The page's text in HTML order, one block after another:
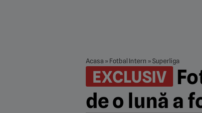
Acasa » Fotbal Intern »Superliga
EXCLUSIV
de o lună a